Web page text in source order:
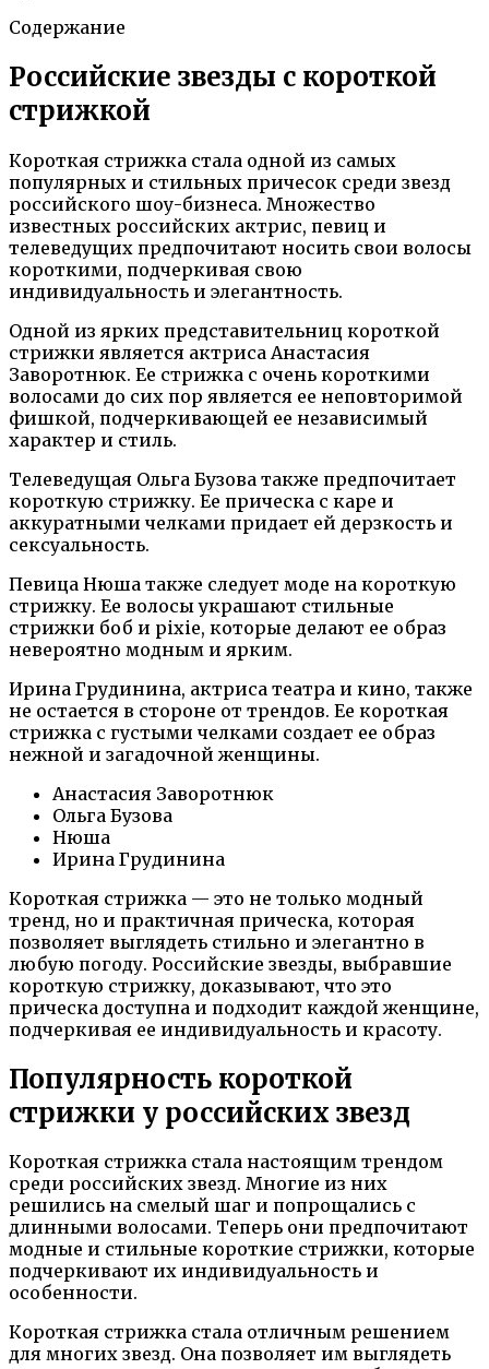
Содержание
Российские звезды с короткой
стрижкой
Короткая стрижка стала одной из самых
популярных и стильных причесок среди звезд
российского шоу-бизнеса. Множество
известных российских актрис, певиц и
телеведущих предпочитают носить свои волосы
короткими, подчеркивая свою
индивидуальность и элегантность.
Одной из ярких представительниц короткой
стрижки является актриса Анастасия
Заворотнюк. Ее стрижка с очень короткими
волосами до сих пор является ее неповторимой
фишкой, подчеркивающей ее независимый
характер и стиль.
Телеведущая Ольга Бузова также предпочитает
короткую стрижку. Ее прическа с каре и
аккуратными челками придает ей дерзкость и
сексуальность.
Певица Нюша также следует моде на короткую
стрижку. Ее волосы украшают стильные
стрижки боб и pixie, которые делают ее образ
невероятно модным и ярким.
Ирина Грудинина, актриса театра и кино, также
не остается в стороне от трендов. Ее короткая
стрижка с густыми челками создает ее образ
нежной и загадочной женщины.
Анастасия Заворотнюк
Ольга Бузова
Нюша
Ирина Грудинина
Короткая стрижка — это не только модный
тренд, но и практичная прическа, которая
позволяет выглядеть стильно и элегантно в
любую погоду. Российские звезды, выбравшие
короткую стрижку, доказывают, что это
прическа доступна и подходит каждой женщине,
подчеркивая ее индивидуальность и красоту.
Популярность короткой
стрижки у российских звезд
Короткая стрижка стала настоящим трендом
среди российских звезд. Многие из них
решились на смелый шаг и попрощались с
длинными волосами. Теперь они предпочитают
модные и стильные короткие стрижки, которые
подчеркивают их индивидуальность и
особенности.
Короткая стрижка стала отличным решением
для многих звезд. Она позволяет им выглядеть